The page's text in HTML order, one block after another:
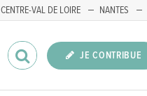
CENTRE-VAL DE LOIRE NANTES
JE CONTRIBUE